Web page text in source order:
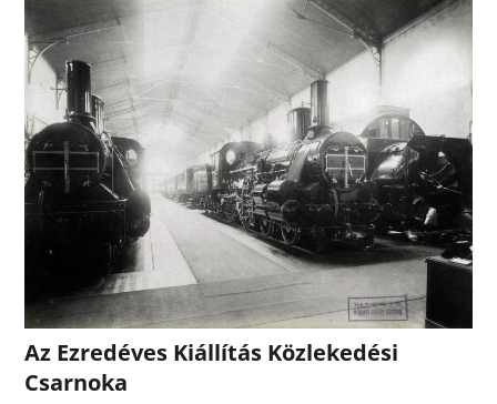
Az Ezredéves Kiállítás Közlekedési
Csarnoka